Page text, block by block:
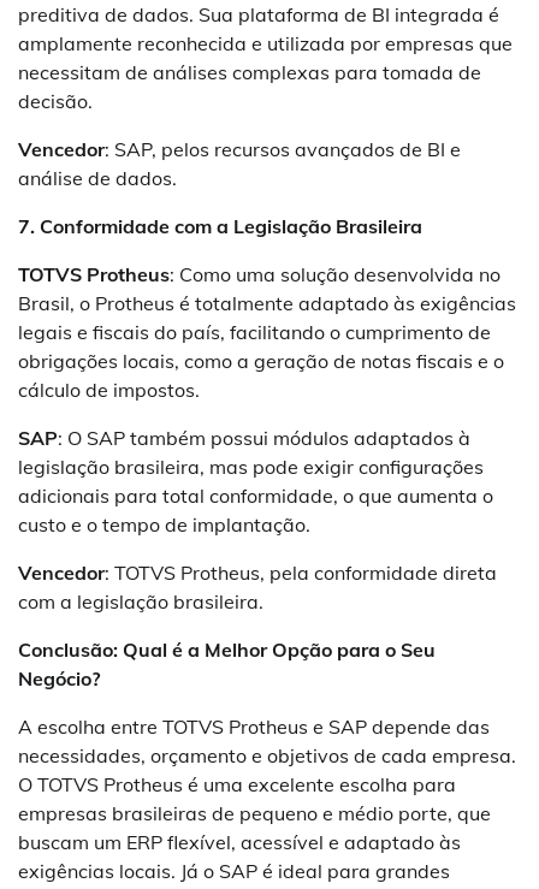
preditiva de dados. Sua plataforma de BI integrada é
amplamente reconhecida e utilizada por empresas que
necessitam de análises complexas para tomada de
decisão.
Vencedor: SAP, pelos recursos avançados de BI e
análise de dados.
7. Conformidade com a Legislação Brasileira
TOTVS Protheus: Como uma solução desenvolvida no
Brasil, o Protheus é totalmente adaptado às exigências
legais e fiscais do país, facilitando o cumprimento de
obrigações locais, como a geração de notas fiscais e o
cálculo de impostos.
SAP: O SAP também possui módulos adaptados à
legislação brasileira, mas pode exigir configurações
adicionais para total conformidade, o que aumenta o
custo e o tempo de implantação.
Vencedor: TOTVS Protheus, pela conformidade direta
com a legislação brasileira.
Conclusão: Qual é a Melhor Opção para o Seu
Negócio?
A escolha entre TOTVS Protheus e SAP depende das
necessidades, orçamento e objetivos de cada empresa.
O TOTVS Protheus é uma excelente escolha para
empresas brasileiras de pequeno e médio porte, que
buscam um ERP flexível, acessível e adaptado às
exigências locais. Já o SAP é ideal para grandes